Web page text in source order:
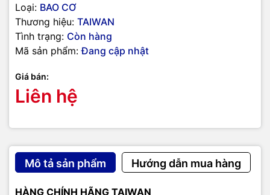
Loại: BAO CƠ
Thương hiệu: TAIWAN
Tình trạng: Còn hàng
Mã sản phẩm: Đang cập nhật
Giá bán:
Liên hệ
Mô tả sản phẩm Hướng dẫn mua hàng
HÀNG CHÍNH HÃNG TAIWAN